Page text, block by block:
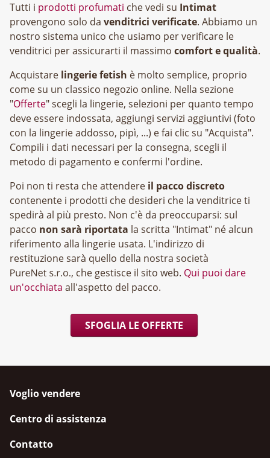
Tutti i prodotti profumati che vedi su Intimat
provengono solo da venditrici verificate. Abbiamo un
nostro sistema unico che usiamo per verificare le
venditrici per assicurarti il massimo comfort e qualità.
Acquistare lingerie fetish è molto semplice, proprio
come su un classico negozio online. Nella sezione
"Offerte" scegli la lingerie, selezioni per quanto tempo
deve essere indossata, aggiungi servizi aggiuntivi (foto
con la lingerie addosso, pipì, ...) e fai clic su "Acquista".
Compili i dati necessari per la consegna, scegli il
metodo di pagamento e confermi l'ordine.
Poi non ti resta che attendere il pacco discreto
contenente i prodotti che desideri che la venditrice ti
spedirà al più presto. Non c'è da preoccuparsi: sul
pacco non sarà riportata la scritta "Intimat" né alcun
riferimento alla lingerie usata. L'indirizzo di
restituzione sarà quello della nostra società
, che gestisce il sito web. Qui puoi dare
un'occhiata all'aspetto del pacco.
SFOGLIA LE OFFERTE
Voglio vendere
Centro di assistenza
Contatto